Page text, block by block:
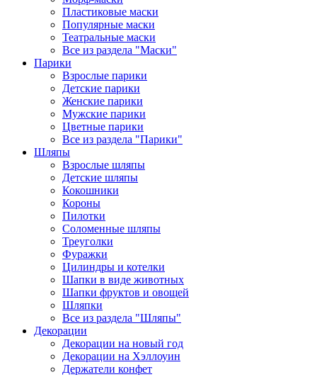
Пластиковые маски
Популярные маски
Театральные маски
Все из раздела "Маски"
Парики
Взрослые парики
Детские парики
Женские парики
Мужские парики
Цветные парики
Все из раздела "Парики"
Шляпы
Взрослые шляпы
Детские шляпы
Кокошники
Короны
Пилотки
Соломенные шляпы
Треуголки
Фуражки
Цилиндры и котелки
Шапки в виде животных
Шапки фруктов и овощей
Шляпки
Все из раздела "Шляпы"
Декорации
Декорации на новый год
Декорации на Хэллоуин
Держатели конфет